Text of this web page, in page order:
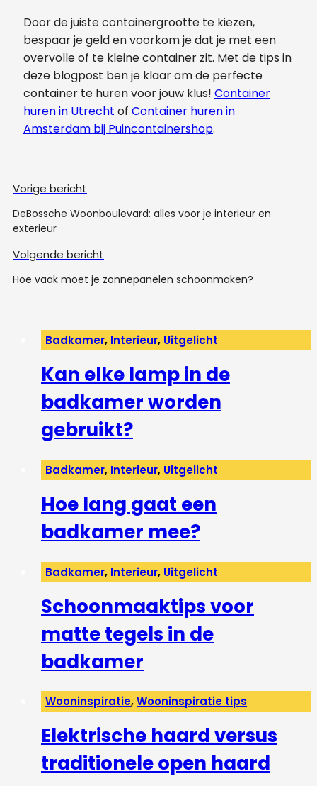
Door de juiste containergrootte te kiezen,
bespaar je geld en voorkom je dat je met een
overvolle of te kleine container zit. Met de tips in
deze blogpost ben je klaar om de perfecte
container te huren voor jouw klus! Container
huren in Utrecht of Container huren in
Amsterdam bij Puincontainershop.
Vorige bericht
DeBossche Woonboulevard: alles voor je interieur en
exterieur
Volgende bericht
Hoe vaak moet je zonnepanelen schoonmaken?
Badkamer, Interieur, Uitgelicht
Kan elke lamp in de
badkamer worden
gebruikt?
Badkamer, Interieur, Uitgelicht
Hoe lang gaat een
badkamer mee?
Badkamer, Interieur, Uitgelicht
Schoonmaaktips voor
matte tegels in de
badkamer
Wooninspiratie,Wooninspiratie tips
Elektrische haard versus
traditionele open haard